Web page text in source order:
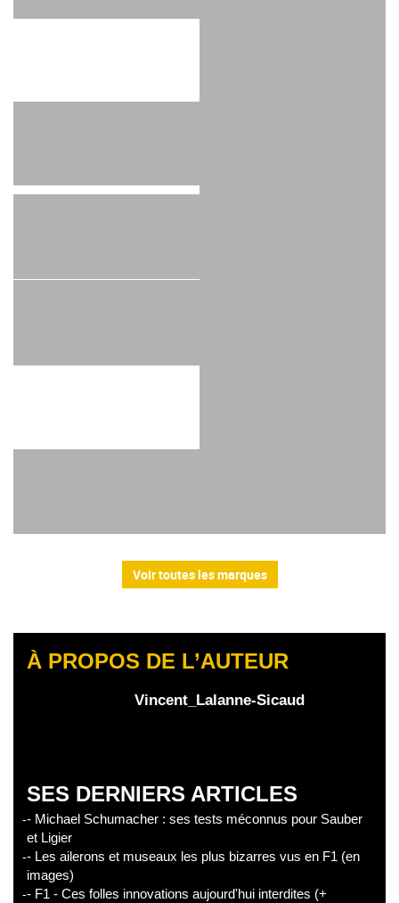
Voir toutes les marques
À PROPOS DE L’AUTEUR
Vincent_Lalanne-Sicaud
SES DERNIERS ARTICLES
- Michael Schumacher : ses tests méconnus pour Sauber
et Ligier
- Les ailerons et museaux les plus bizarres vus en F1 (en
images)
- F1 - Ces folles innovations aujourd'hui interdites (+